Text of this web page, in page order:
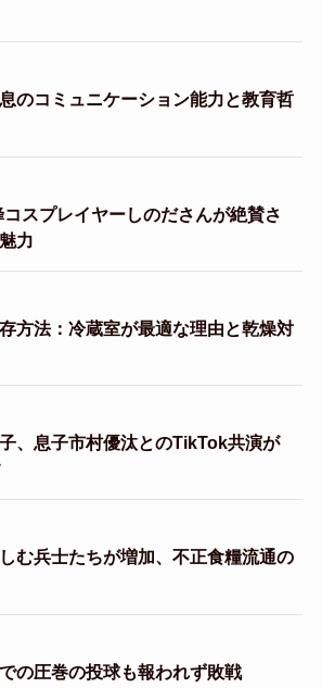
のコミュニケーション能力と教育哲
コスプレイヤーしのださんが絶賛さ
力
方法：冷蔵室が最適な理由と乾燥対
、息子市村優汰とのTikTok共演が
む兵士たちが増加、不正食糧流通の
の圧巻の投球も報われず敗戦